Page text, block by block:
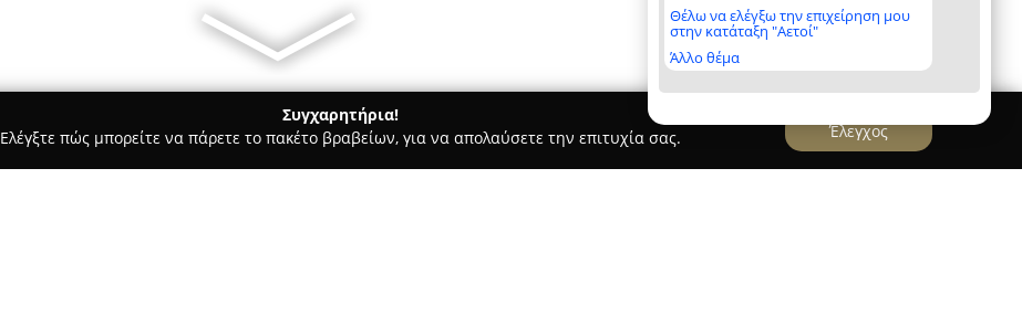
Θέλω να ελέγξω την επιχείρηση μου
στην κατάταξη "Αετοί"
Άλλο θέμα
Συγχαρητήρια!
Ελέγξτε πώς μπορείτε να πάρετε το πακέτο βραβείων, για να απολαύσετε την επιτυχία σας.
Έλεγχος